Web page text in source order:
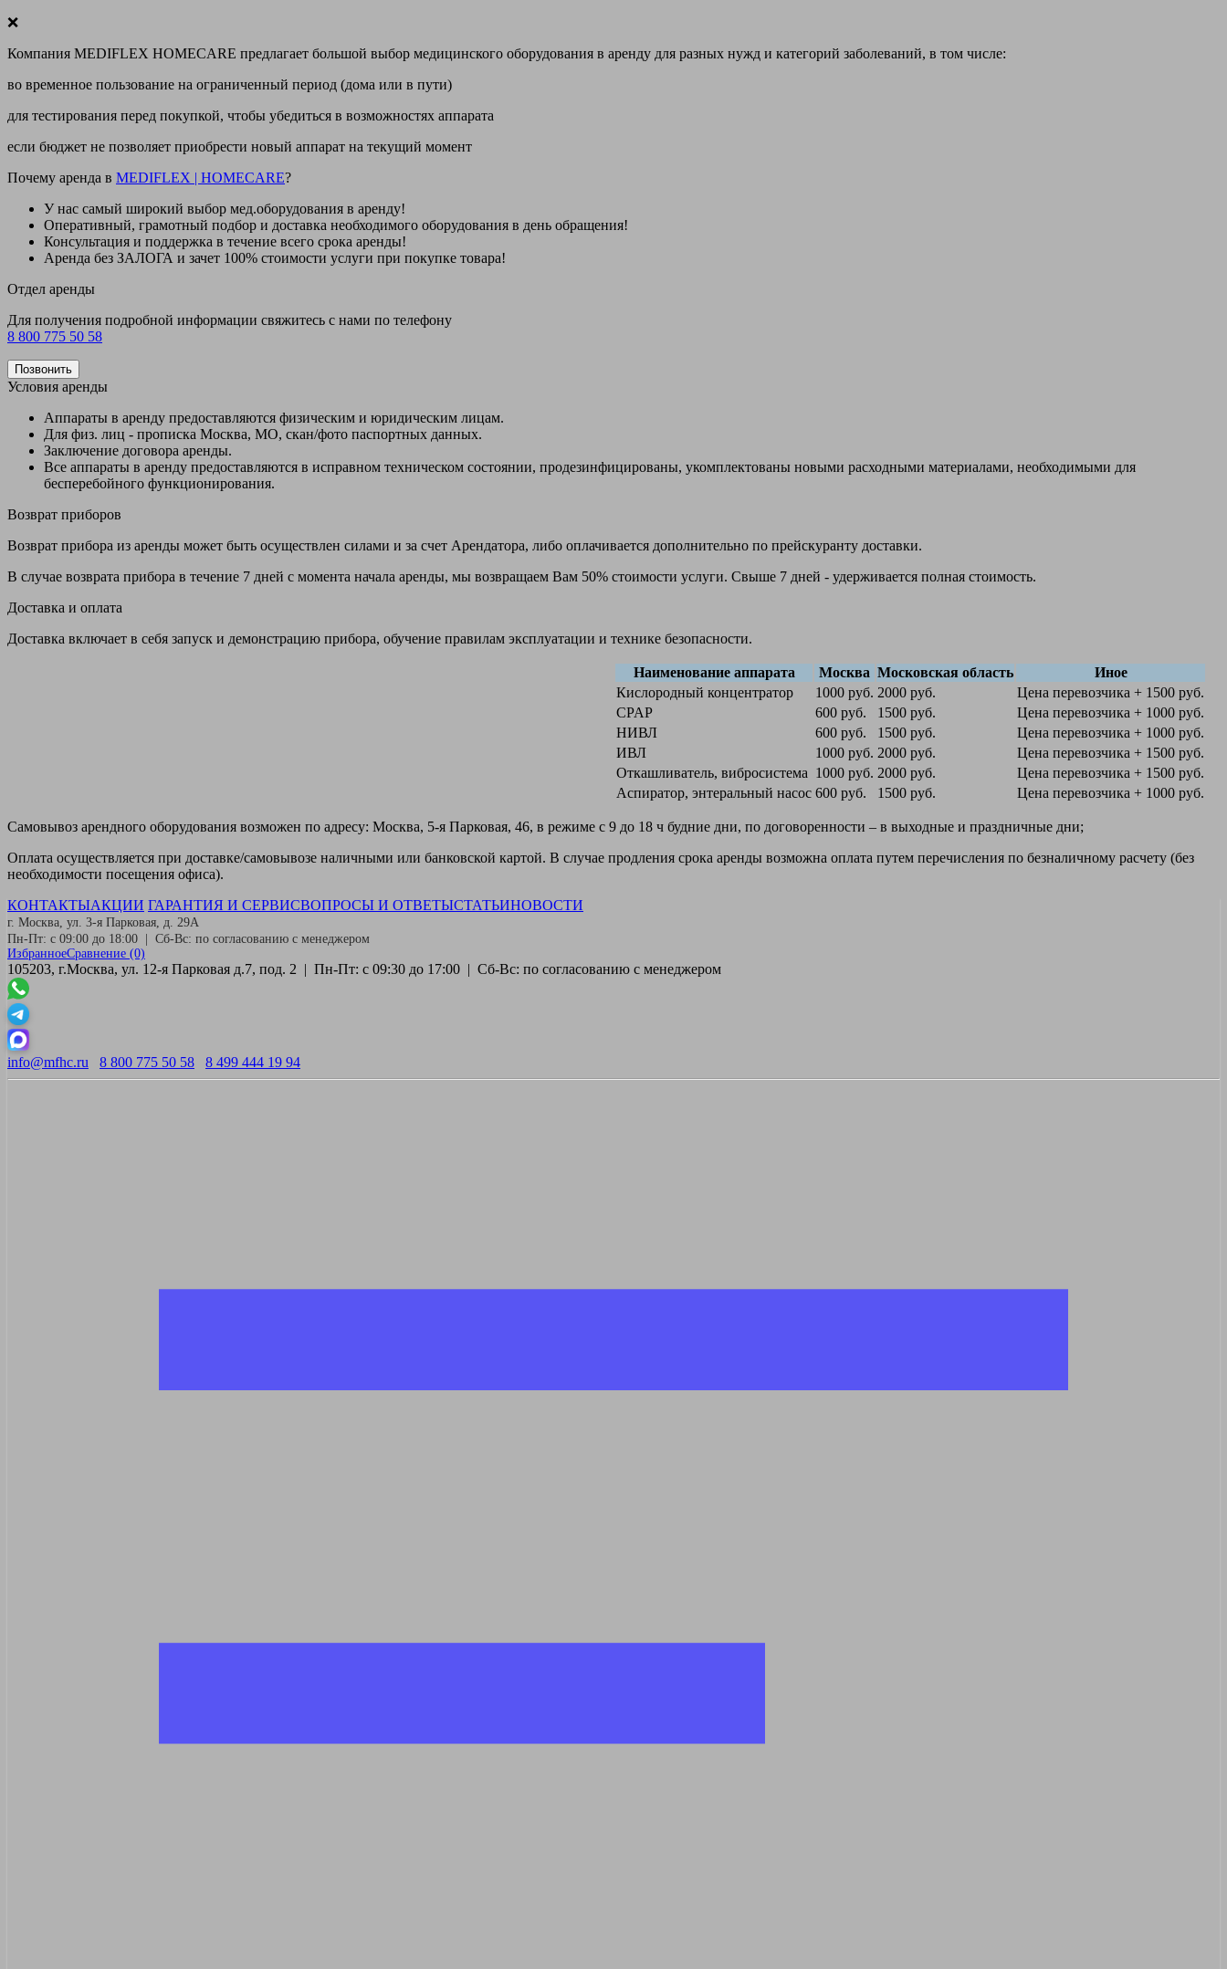
❌
Компания MEDIFLEX HOMECARE предлагает большой выбор медицинского оборудования в аренду для разных нужд и категорий заболеваний, в том числе:
во временное пользование на ограниченный период (дома или в пути)
для тестирования перед покупкой, чтобы убедиться в возможностях аппарата
если бюджет не позволяет приобрести новый аппарат на текущий момент
Почему аренда в MEDIFLEX | HOMECARE?
У нас самый широкий выбор мед.оборудования в аренду!
Оперативный, грамотный подбор и доставка необходимого оборудования в день обращения!
Консультация и поддержка в течение всего срока аренды!
Аренда без ЗАЛОГА и зачет 100% стоимости услуги при покупке товара!
Отдел аренды
Для получения подробной информации свяжитесь с нами по телефону
8 800 775 50 58
Позвонить
Условия аренды
Аппараты в аренду предоставляются физическим и юридическим лицам.
Для физ. лиц - прописка Москва, МО, скан/фото паспортных данных.
Заключение договора аренды.
Все аппараты в аренду предоставляются в исправном техническом состоянии, продезинфицированы, укомплектованы новыми расходными материалами, необходимыми для
бесперебойного функционирования.
Возврат приборов
Возврат прибора из аренды может быть осуществлен силами и за счет Арендатора, либо оплачивается дополнительно по прейскуранту доставки.
В случае возврата прибора в течение 7 дней с момента начала аренды, мы возвращаем Вам 50% стоимости услуги. Свыше 7 дней - удерживается полная стоимость.
Доставка и оплата
Доставка включает в себя запуск и демонстрацию прибора, обучение правилам эксплуатации и технике безопасности.
Наименование аппарата Москва Московская область
Иное
Кислородный концентратор
1000 руб. 2000 руб.
Цена перевозчика + 1500 руб.
CPAP
600 руб. 1500 руб.
Цена перевозчика + 1000 руб.
НИВЛ
600 руб. 1500 руб.
Цена перевозчика + 1000 руб.
ИВЛ
1000 руб. 2000 руб.
Цена перевозчика + 1500 руб.
Откашливатель, вибросистема 1000 руб. 2000 руб.
Цена перевозчика + 1500 руб.
Аспиратор, энтеральный насос 600 руб. 1500 руб. Цена перевозчика + 1000 руб.
Самовывоз арендного оборудования возможен по адресу: Москва, 5-я Парковая, 46, в режиме с 9 до 18 ч будние дни, по договоренности – в выходные и праздничные дни;
Оплата осуществляется при доставке/самовывозе наличными или банковской картой. В случае продления срока аренды возможна оплата путем перечисления по безналичному расчету (без
необходимости посещения офиса).
КОНТАКТЫАКЦИИ ГАРАНТИЯ И СЕРВИСВОПРОСЫ И ОТВЕТЫСТАТЬИНОВОСТИ
г. Москва, ул. 3-я Парковая, д. 29А
Пн-Пт: с 09:00 до 18:00 | Сб-Вс: по согласованию с менеджером
ИзбранноеСравнение (0)
105203, г.Москва, ул. 12-я Парковая д.7, под. 2 | Пн-Пт: с 09:30 до 17:00 | Сб-Вс: по согласованию с менеджером
info@mfhc.ru 8 800 775 50 58 8 499 444 19 94